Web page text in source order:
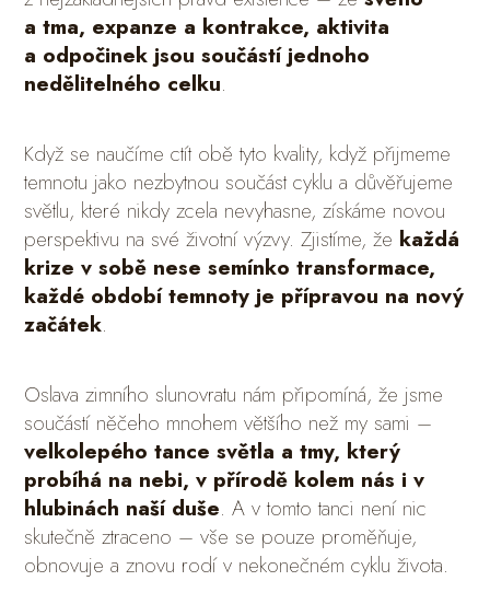
a tma, expanze a kontrakce, aktivita
a odpočinek jsou součástí jednoho
nedělitelného celku.
Když se naučíme ctít obě tyto kvality, když přijmeme
temnotu jako nezbytnou součást cyklu a důvěřujeme
světlu, které nikdy zcela nevyhasne, získáme novou
perspektivu na své životní výzvy. Zjistíme, že každá
krize v sobě nese semínko transformace,
každé období temnoty je přípravou na nový
začátek.
Oslava zimního slunovratu nám připomíná, že jsme
součástí něčeho mnohem většího než my sami –
velkolepého tance světla a tmy, který
probíhá na nebi, v přírodě kolem nás i v
hlubinách naší duše. A v tomto tanci není nic
skutečně ztraceno – vše se pouze proměňuje,
obnovuje a znovu rodí v nekonečném cyklu života.